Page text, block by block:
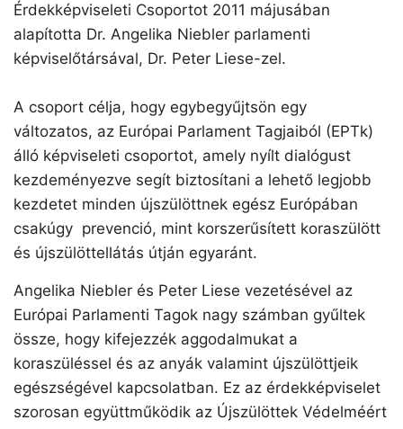
Érdekképviseleti Csoportot 2011 májusában
alapította Dr. Angelika Niebler parlamenti
képviselőtársával, Dr. Peter Liese-zel.
A csoport célja, hogy egybegyűjtsön egy
változatos, az Európai Parlament Tagjaiból (EPTk)
álló képviseleti csoportot, amely nyílt dialógust
kezdeményezve segít biztosítani a lehető legjobb
kezdetet minden újszülöttnek egész Európában
csakúgy prevenció, mint korszerűsített koraszülött
és újszülöttellátás útján egyaránt.
Angelika Niebler és Peter Liese vezetésével az
Európai Parlamenti Tagok nagy számban gyűltek
össze, hogy kifejezzék aggodalmukat a
koraszüléssel és az anyák valamint újszülöttjeik
egészségével kapcsolatban. Ez az érdekképviselet
szorosan együttműködik az Újszülöttek Védelméért